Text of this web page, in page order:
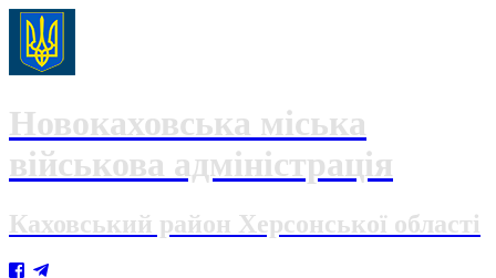
Новокаховська міська
військова адміністрація
Каховський район Херсонської області